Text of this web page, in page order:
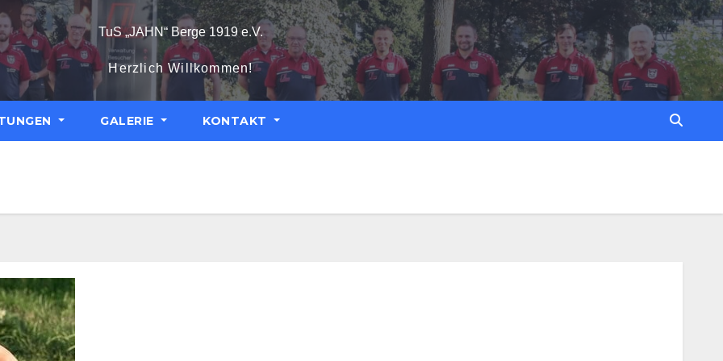
TuS „JAHN“ Berge 1919 e.V.
Herzlich Willkommen!
GALERIE KONTAKT